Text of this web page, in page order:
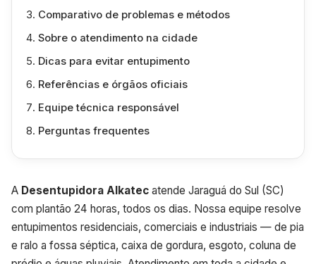
Comparativo de problemas e métodos
Sobre o atendimento na cidade
Dicas para evitar entupimento
Referências e órgãos oficiais
Equipe técnica responsável
Perguntas frequentes
A Desentupidora Alkatec atende Jaraguá do Sul (SC)
com plantão 24 horas, todos os dias. Nossa equipe resolve
entupimentos residenciais, comerciais e industriais — de pia
e ralo a fossa séptica, caixa de gordura, esgoto, coluna de